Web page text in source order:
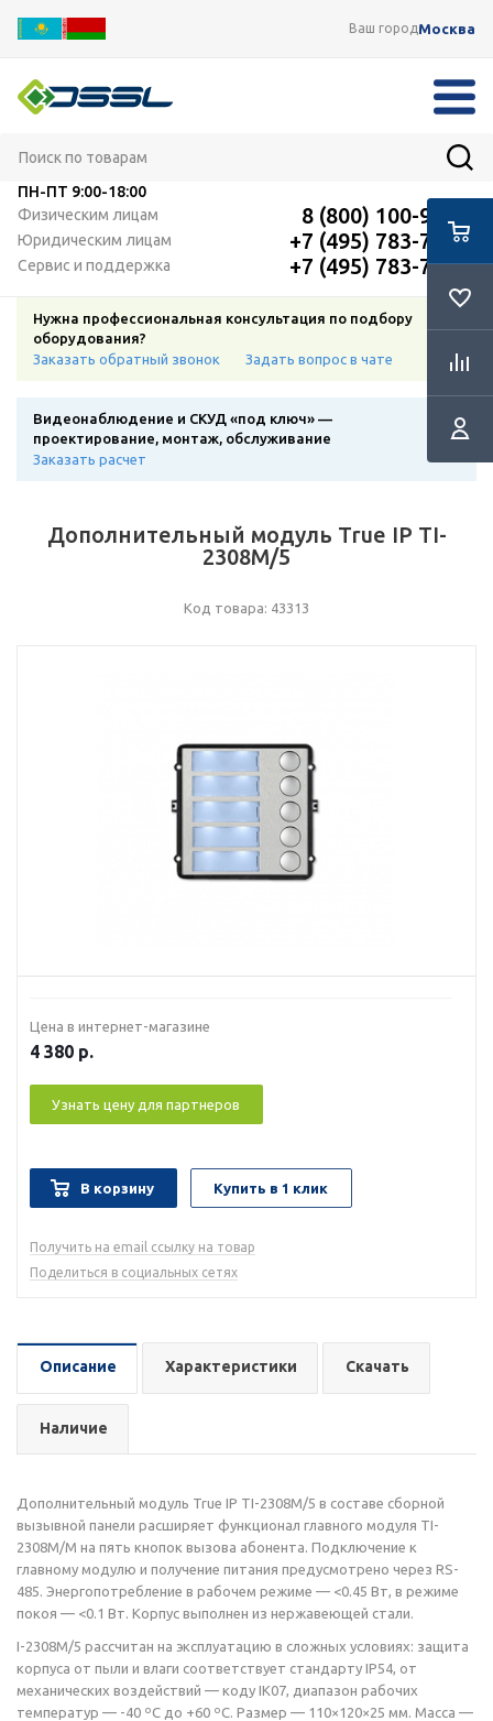
Ваш городМосква
ПН-ПТ 9:00-18:00
Физическим лицам
8 (800) 100-91-12
Юридическим лицам +7 (495) 783-72-87
Сервис и поддержка +7 (495) 783-72-87
Нужна профессиональная консультация по подбору
оборудования?
Заказать обратный звонок
Задать вопрос в чате
Видеонаблюдение и СКУД «под ключ» —
проектирование, монтаж, обслуживание
Заказать расчет
Дополнительный модуль True IP TI-
2308M/5
Код товара: 43313
Цена в интернет-магазине
4 380 р.
Узнать цену для партнеров
В корзину Купить в 1 клик
Получить на email ссылку на товар
Поделиться в социальных сетях
Описание Характеристики Скачать
Наличие
Дополнительный модуль True IP TI-2308M/5 в составе сборной
вызывной панели расширяет функционал главного модуля TI-
2308M/M на пять кнопок вызова абонента. Подключение к
главному модулю и получение питания предусмотрено через RS-
485. Энергопотребление в рабочем режиме — <0.45 Вт, в режиме
покоя — <0.1 Вт. Корпус выполнен из нержавеющей стали.
I-2308M/5 рассчитан на эксплуатацию в сложных условиях: защита
корпуса от пыли и влаги соответствует стандарту IP54, от
механических воздействий — коду IK07, диапазон рабочих
температур — -40 ºС до +60 ºС. Размер — 110×120×25 мм. Масса —